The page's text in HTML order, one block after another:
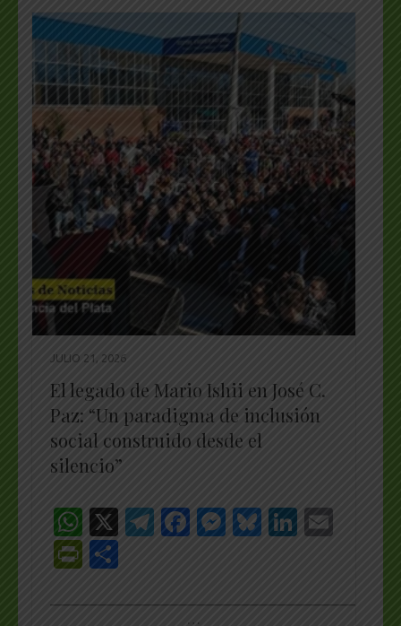
JULIO 21, 2026
El legado de Mario Ishii en José C.
Paz: “Un paradigma de inclusión
social construido desde el
silencio”
WhatsApp
X Telegram
Facebook
Messenger
Bluesky
PrintFriendly